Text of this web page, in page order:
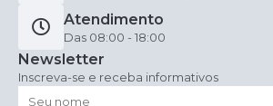
Atendimento
Das 08:00 - 18:00
Newsletter
Inscreva-se e receba informativos